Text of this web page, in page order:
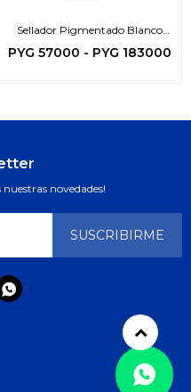
Sellador Pigmentado Blanco
Genesis
PYG 57000 - PYG 183000
novedades!
SUSCRIBIRME
